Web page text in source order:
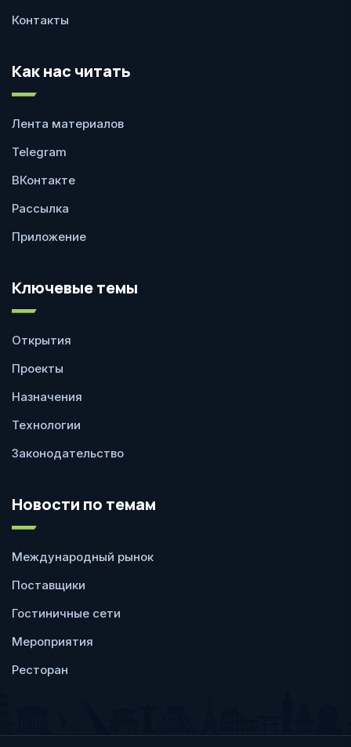
Контакты
Как нас читать
Лента материалов
Telegram
ВКонтакте
Рассылка
Приложение
Ключевые темы
Открытия
Проекты
Назначения
Технологии
Законодательство
Новости по темам
Международный рынок
Поставщики
Гостиничные сети
Мероприятия
Ресторан